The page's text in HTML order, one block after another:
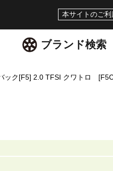
本サイトのご
ブランド検索
ック[F5] 2.0 TFSI クワトロ